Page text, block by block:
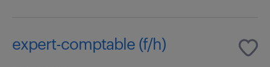
expert-comptable (f/h)